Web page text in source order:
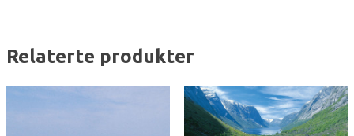
Relaterte produkter